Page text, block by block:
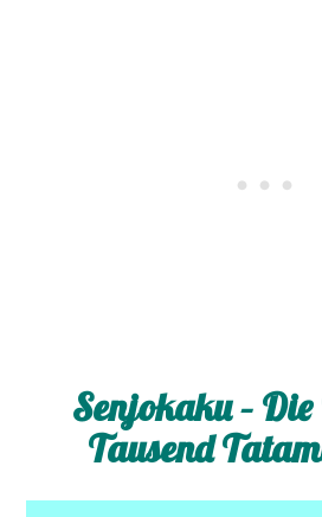
Senjokaku –
Tausend